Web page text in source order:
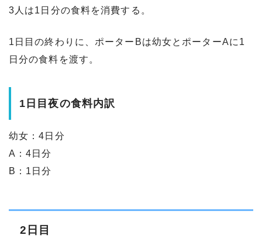
3人は1日分の食料を消費する。
1日目の終わりに、ポーターBは幼女とポーターAに1
日分の食料を渡す。
1日目夜の食料内訳
幼女：4日分
A：4日分
B：1日分
2日目